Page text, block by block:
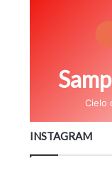
Cielo
INSTAGRAM